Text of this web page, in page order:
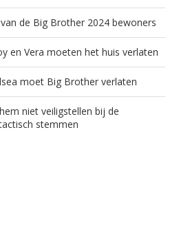
de Big Brother 2024 bewoners
en Vera moeten het huis verlaten
moet Big Brother verlaten
niet veiligstellen bij de
stemmen